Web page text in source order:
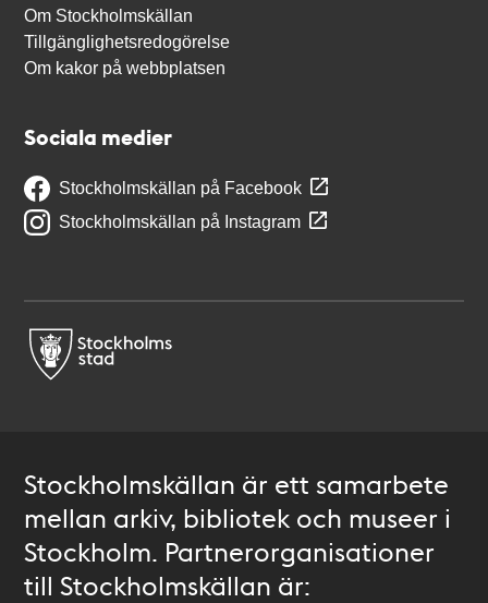
Om Stockholmskällan
Tillgänglighetsredogörelse
Om kakor på webbplatsen
Sociala medier
Stockholmskällan på Facebook
Stockholmskällan på Instagram
Stockholmskällan är ett samarbete
mellan arkiv, bibliotek och museer i
Stockholm. Partnerorganisationer
till Stockholmskällan är: